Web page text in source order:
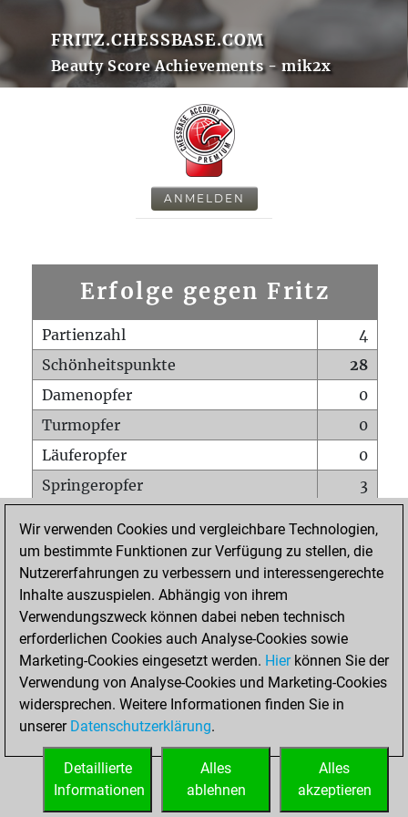
FRITZ.CHESSBASE.COM
Beauty Score Achievements - mik2x
ANMELDEN
Erfolge gegen Fritz
Partienzahl
4
Schönheitspunkte
28
Damenopfer
0
Turmopfer
0
Läuferopfer
0
Springeropfer
3
Matt auf vollem Brett
0
Bauer setzt Matt
0
Erstickte Matts
Unterverwandlungen
Türme auf der siebten
0
STARTSEITE
Wir verwenden Cookies und vergleichbare Technologien,
um bestimmte Funktionen zur Verfügung zu stellen, die
Nutzererfahrungen zu verbessern und interessengerechte
Inhalte auszuspielen. Abhängig von ihrem
Verwendungszweck können dabei neben technisch
erforderlichen Cookies auch Analyse-Cookies sowie
Marketing-Cookies eingesetzt werden. Hierkönnen Sie der
Verwendung von Analyse-Cookies und Marketing-Cookies
widersprechen. Weitere Informationen finden Sie in
unserer Datenschutzerklärung.
Alles
akzeptieren
Alles
ablehnen
Detaillierte
Informationen